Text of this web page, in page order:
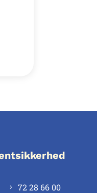
72 28 66 00